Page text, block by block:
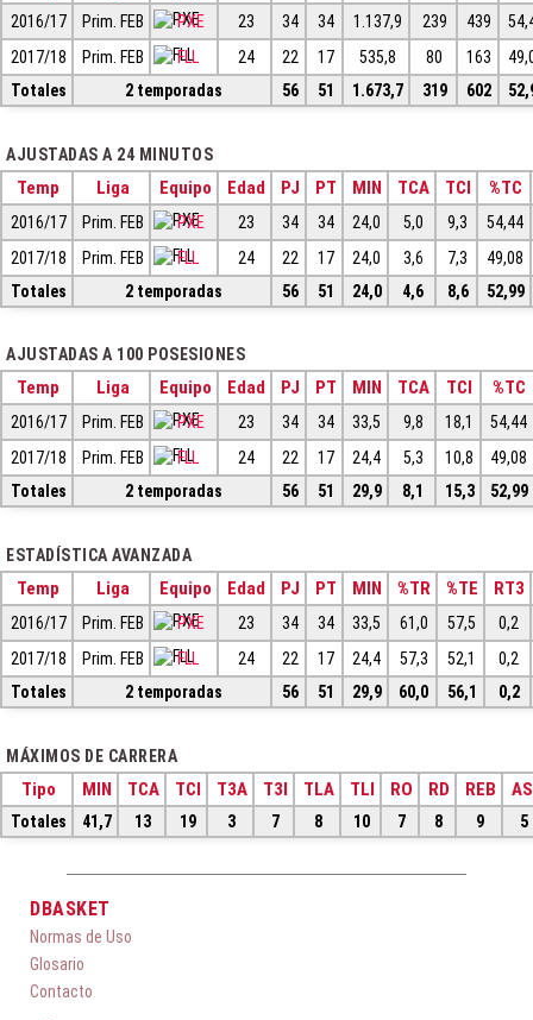
2016/17 Prim. FEB PXE 23 34 34 1.137,9 239 439
2017/18
Prim. FEB FLL 24 22 17 535,8 80 163
Totales
2 temporadas 56 51 1.673,7 319 602
AJUSTADAS A 24 MINUTOS
Temp Liga Equipo Edad PJ PT MIN TCA TCI %TC
2016/17 Prim. FEB PXE 23 34 34 24,0 5,0 9,3
54,44
2017/18
Prim. FEB FLL 24 22 17 24,0 3,6 7,3
49,08
Totales
2 temporadas 56 51 24,0 4,6 8,6 52,99
AJUSTADAS A 100 POSESIONES
Temp Liga Equipo Edad PJ PT MIN TCA TCI %TC
2016/17 Prim. FEB PXE 23 34 34 33,5 9,8 18,1
54,44
2017/18
Prim. FEB FLL 24 22 17 24,4 5,3 10,8
49,08
Totales
2 temporadas 56 51 29,9 8,1 15,3 52,99
ESTADÍSTICA AVANZADA
Temp Liga Equipo Edad PJ PT MIN %TR %TE RT3
2016/17 Prim. FEB PXE 23 34 34 33,5 61,0 57,5
0,2
2017/18
Prim. FEB FLL 24 22 17 24,4 57,3 52,1
0,2
Totales
2 temporadas 56 51 29,9 60,0 56,1 0,2
MÁXIMOS DE CARRERA
Tipo MIN TCA TCI T3A T3I TLA TLI RO RD REB
Totales 41,7 13 19 3 7 8 10 7 8 9 5
DBASKET
Normas de Uso
Glosario
Contacto